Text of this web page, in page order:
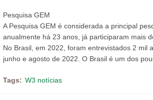
Pesquisa GEM
A Pesquisa GEM é considerada a principal
anualmente há 23 anos, já participaram mais
No Brasil, em 2022, foram entrevistados 2 mil
junho e agosto de 2022. O Brasil é um dos
Tags: W3 notícias